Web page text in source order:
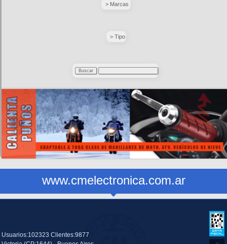
> Marcas
> Tipo
www.cmelectronica.com.ar
Usuarios:102323 Clientes:9877